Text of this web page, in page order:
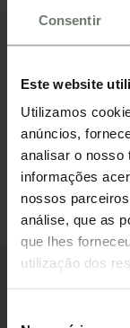
Consentir
Este website
Utilizamos
anúncios,
analisar o nosso
informações
nossos
análise, que as
que lhes
utilização dos
Fale agoracom a
um crédito à sua
Crédito
Descobre a tua
Simular agora
Outros